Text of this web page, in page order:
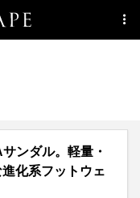
ンダル。軽量・
化系フットウェ